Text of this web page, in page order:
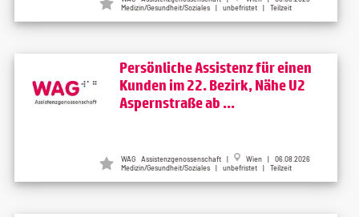
Medizin/Gesundheit/Soziales | unbefristet | Teilzeit
Persönliche Assistenz für einen
Kunden im 22. Bezirk, Nähe U2
Aspernstraße ab ...
WAG Assistenzgenossenschaft |
Wien | 06.08.2026
Medizin/Gesundheit/Soziales | unbefristet | Teilzeit